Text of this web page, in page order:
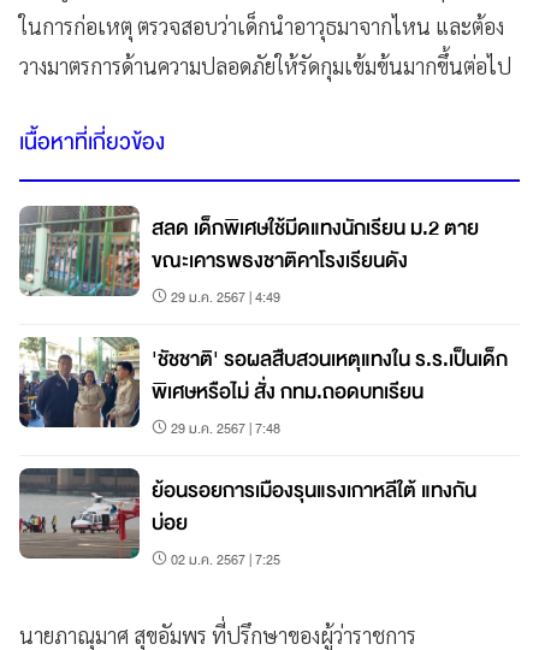
ในการก่อเหตุ ตรวจสอบว่าเด็กนำอาวุธมาจากไหน และต้อง
วางมาตรการด้านความปลอดภัยให้รัดกุมเข้มข้นมากขึ้นต่อไป
เนื้อหาที่เกี่ยวข้อง
สลด เด็กพิเศษใช้มีดแทงนักเรียน ม.2 ตาย
ขณะเคารพธงชาติคาโรงเรียนดัง
29 ม.ค. 2567 | 4:49
'ชัชชาติ' รอผลสืบสวนเหตุแทงใน ร.ร.เป็นเด็ก
พิเศษหรือไม่ สั่ง กทม.ถอดบทเรียน
29 ม.ค. 2567 | 7:48
ย้อนรอยการเมืองรุนแรงเกาหลีใต้ แทงกัน
บ่อย
02 ม.ค. 2567 | 7:25
นายภาณุมาศ สุขอัมพร ที่ปรึกษาของผู้ว่าราชการ